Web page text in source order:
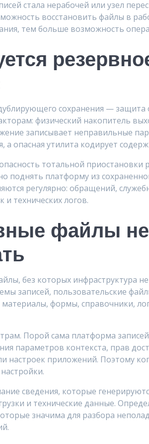
стала нерабочей или узел
восстановить файлы в
тем больше возможность
сохранения —
физический накопитель
записывает неправильные
а опасная утилита кодирует
тотальной приостановки
поднять платформу из
регулярно: обращений,
и технических логов.
файлы
без которых инфраструктура
записей, пользовательские
формы, справочники,
Порой сама платформа записей
параметров контекста, прав
настроек приложений. Поэтому
сведения, которые
и технические данные.
значима для разбора